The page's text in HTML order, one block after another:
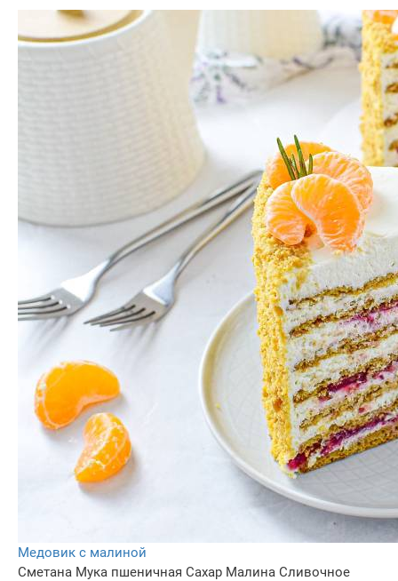
Медовик с малиной
Сметана Мука пшеничная Сахар Малина Сливочное